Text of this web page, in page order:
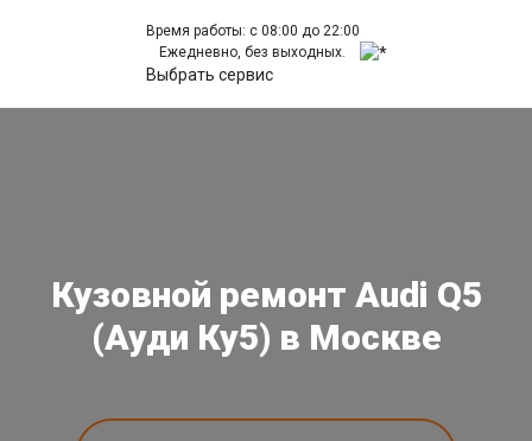
Время работы: с 08:00 до 22:00
Ежедневно, без выходных.
Выбрать сервис
Кузовной ремонт Audi Q5
(Ауди Ку5) в Москве